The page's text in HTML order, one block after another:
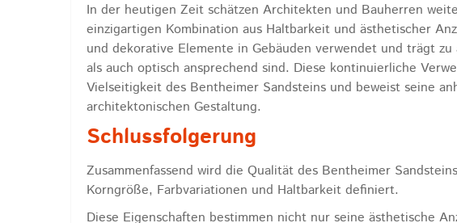
In der heutigen Zeit schätzen Architekten und Bauherren
einzigartigen Kombination aus Haltbarkeit und ästhetischer
und dekorative Elemente in Gebäuden verwendet und trägt
als auch optisch ansprechend sind. Diese kontinuierliche
Vielseitigkeit des Bentheimer Sandsteins und beweist seine
architektonischen Gestaltung.
Schlussfolgerung
Zusammenfassend wird die Qualität des Bentheimer
Korngröße, Farbvariationen und Haltbarkeit definiert.
Diese Eigenschaften bestimmen nicht nur seine ästhetische